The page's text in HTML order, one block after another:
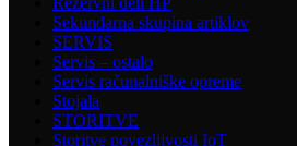
Sekundarna skupina artiklov
SERVIS
Servis – ostalo
Servis računalniške opreme
Stojala
STORITVE
Storitve povezljivosti IoT